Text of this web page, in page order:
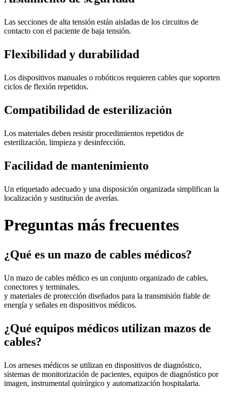
Las secciones de alta tensión están aisladas de los circuitos de
contacto con el paciente de baja tensión.
Flexibilidad y durabilidad
Los dispositivos manuales o robóticos requieren cables que soporten
ciclos de flexión repetidos.
Compatibilidad de esterilización
Los materiales deben resistir procedimientos repetidos de
esterilización, limpieza y desinfección.
Facilidad de mantenimiento
Un etiquetado adecuado y una disposición organizada simplifican la
localización y sustitución de averías.
Preguntas más frecuentes
¿Qué es un mazo de cables médicos?
Un mazo de cables médico es un conjunto organizado de cables,
conectores y terminales,
y materiales de protección diseñados para la transmisión fiable de
energía y señales en dispositivos médicos.
¿Qué equipos médicos utilizan mazos de
cables?
Los arneses médicos se utilizan en dispositivos de diagnóstico,
sistemas de monitorización de pacientes, equipos de diagnóstico por
imagen, instrumental quirúrgico y automatización hospitalaria.